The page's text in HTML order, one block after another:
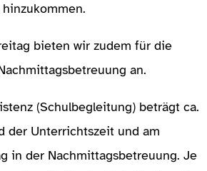
bieten wir zudem für die
an.
(Schulbegleitung) beträgt ca.
der Unterrichtszeit und am
in der Nachmittagsbetreuung. Je